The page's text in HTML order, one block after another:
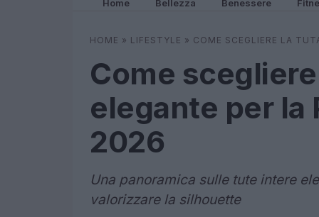
Home Bellezza Benessere
HOME » LIFESTYLE » COME SCEGLIERE LA
Come
elegante per la
2026
Una panoramica sulle tute intere
valorizzare la silhouette